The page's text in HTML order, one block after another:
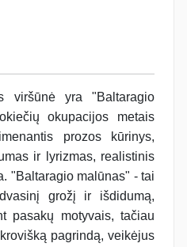
viršūnė yra "Baltaragio
okupacijos metais
prozos kūrinys,
ir lyrizmas, realistinis
"Baltaragio malūnas" - tai
grožį ir išdidumą,
pasakų motyvais, tačiau
pagrindą, veikėjus